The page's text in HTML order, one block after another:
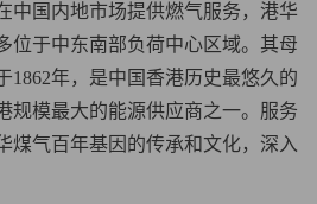
中国内地市场提供燃气服务，港华
位于中东南部负荷中心区域。其母
1862年，是中国香港历史最悠久的
规模最大的能源供应商之一。服务
煤气百年基因的传承和文化，深入